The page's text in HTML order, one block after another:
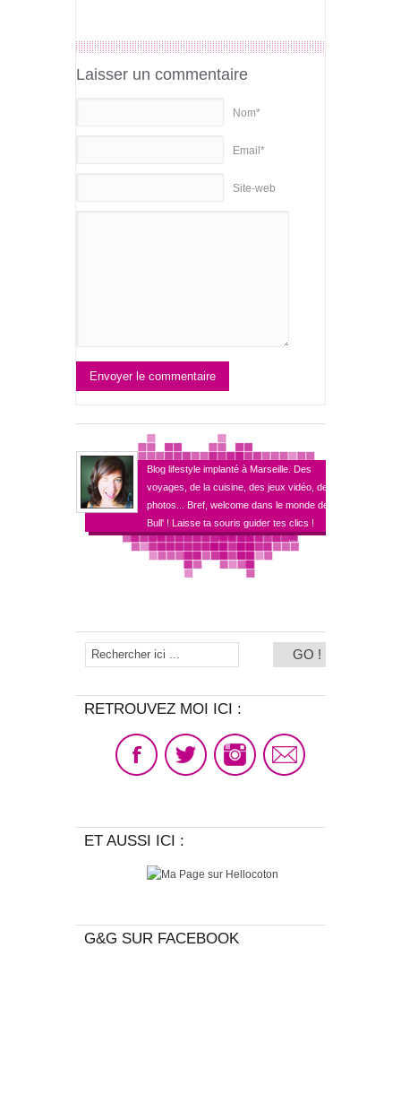
Laisser un commentaire
Nom*
Email*
Site-web
Envoyer le commentaire
Blog lifestyle implanté à Marseille. Des
voyages, de la cuisine, des jeux vidéo, des
photos... Bref, welcome dans le monde de
Bull' ! Laisse ta souris guider tes clics !
RETROUVEZ MOI ICI :
ET AUSSI ICI :
G&G SUR FACEBOOK